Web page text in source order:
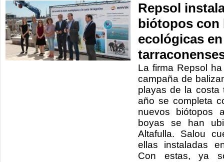
Repsol
biótopos con
ecológicas
La firma Repsol
campaña de
playas de la costa
año se completa
nuevos biótopos
boyas se han
Altafulla. Salou
ellas instaladas
Con estas, ya